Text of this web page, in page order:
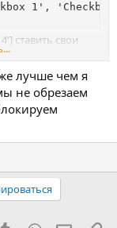
1',
ставить свои
лучше чем я
не обрезаем